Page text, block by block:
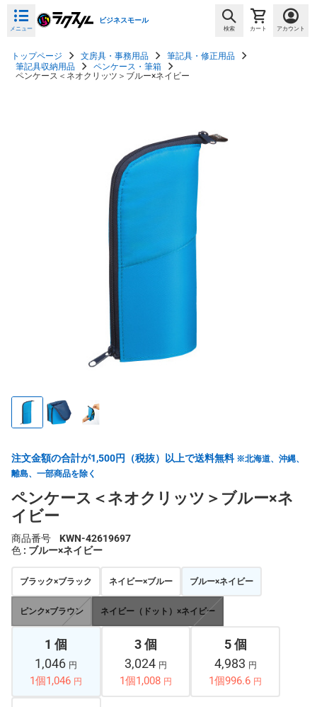
メニュー
ビジネスモール
検索 カート アカウント
トップページ 文房具・事務用品
筆記具・修正用品
筆記具収納用品
ペンケース・筆箱
ペンケース＜ネオクリッツ＞ブルー×ネイビー
注文金額の合計が1,500円（税抜）以上で送料無料 ※北海道、沖縄、
離島、一部商品を除く
ペンケース＜ネオクリッツ＞ブルー×ネ
イビー
商品番号
KWN-42619697
色 : ブルー×ネイビー
ブラック×ブラック ネイビー×ブルー ブルー×ネイビー
ピンク×ブラウン ネイビー（ドット）×ネイビー
1 個
1,046 円
1個1,046 円
3 個
3,024 円
1個1,008 円
5 個
4,983 円
1個996.6 円